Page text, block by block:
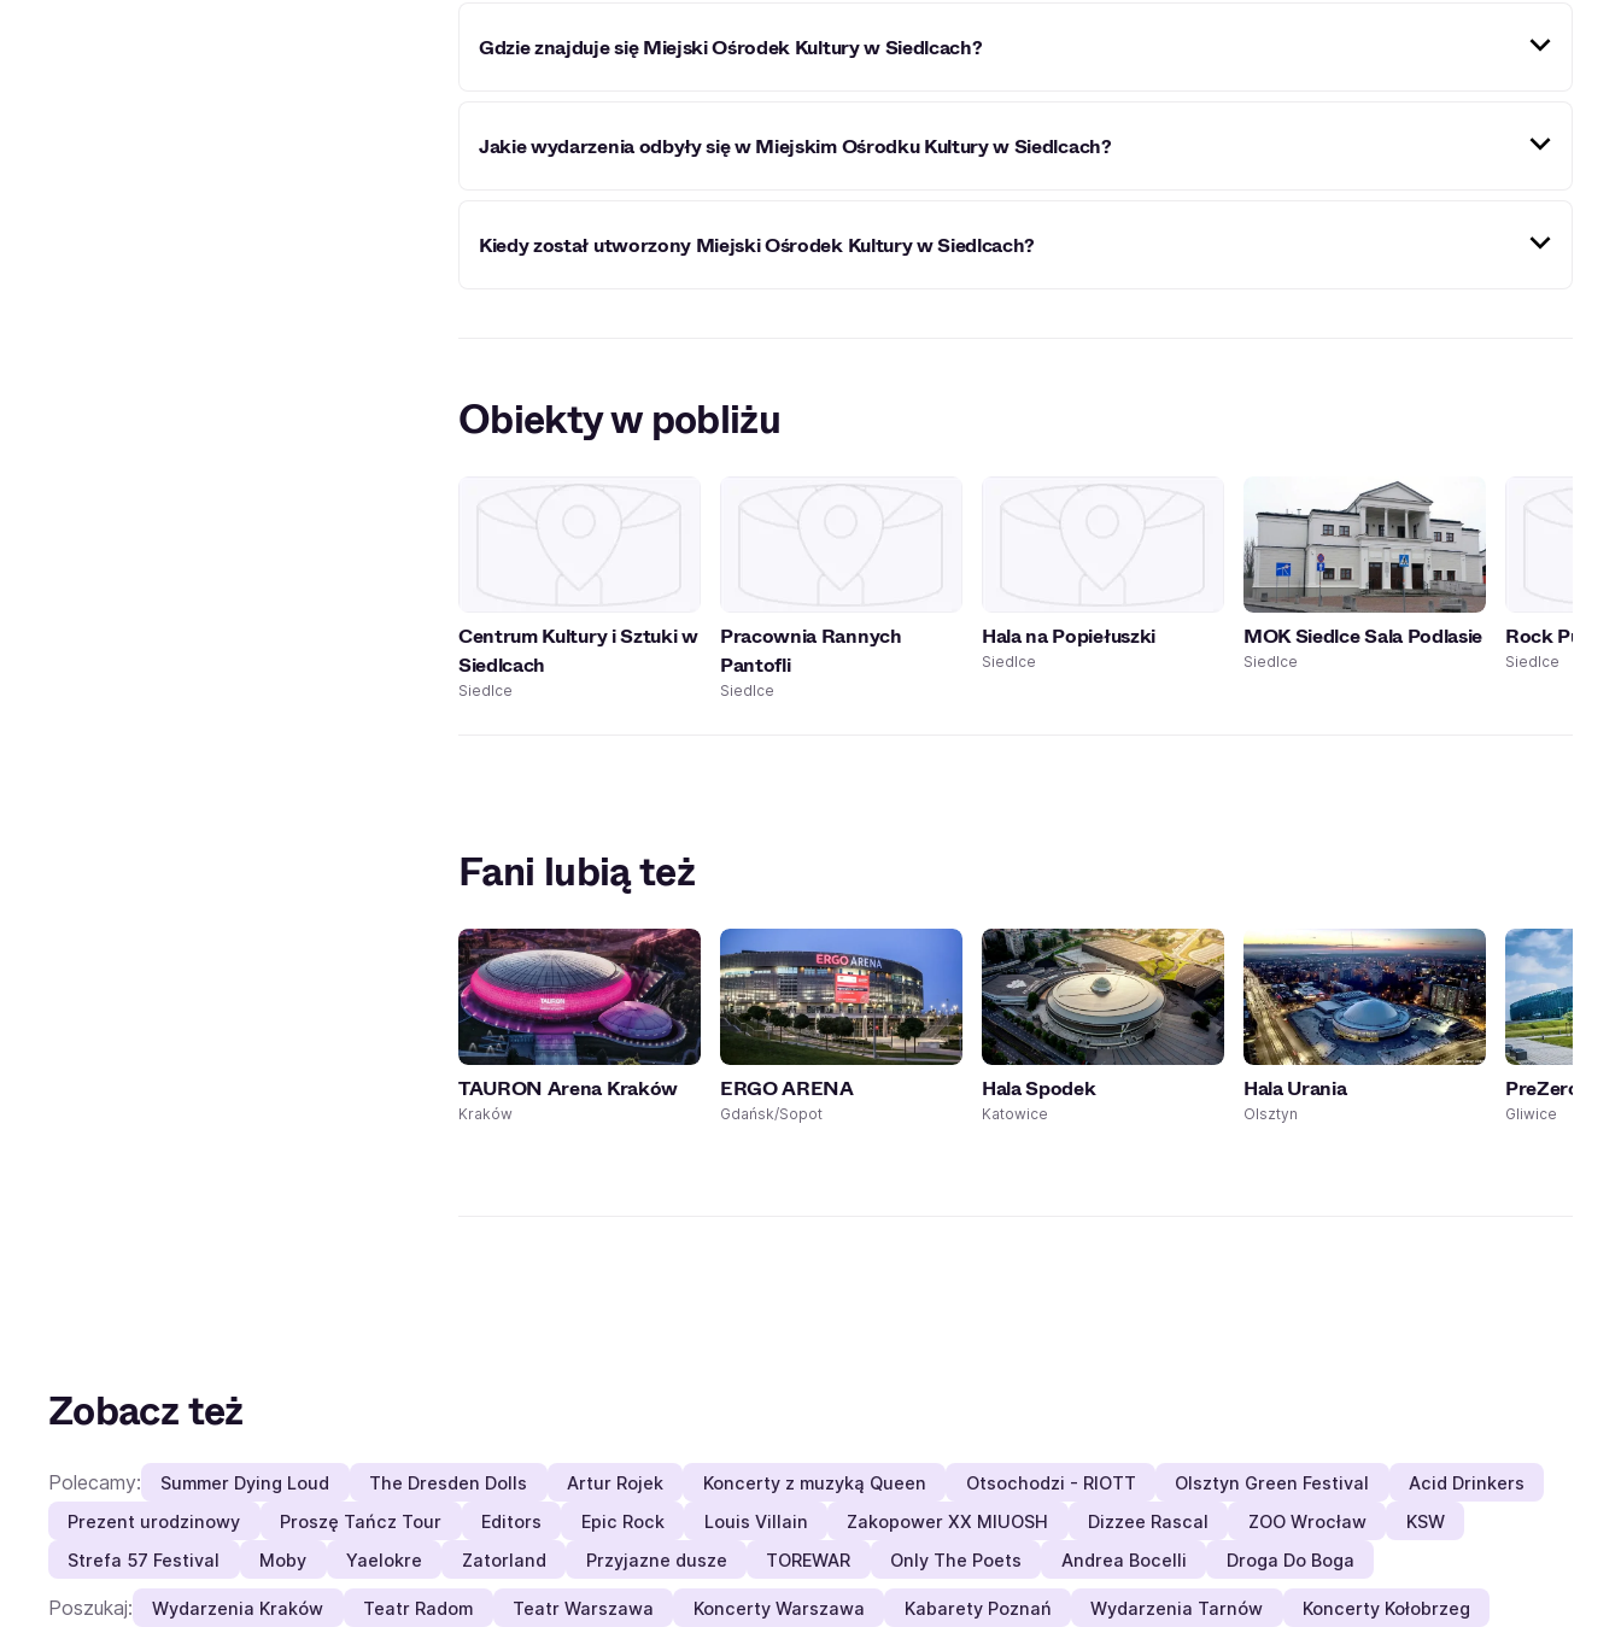
Gdzie znajduje się Miejski Ośrodek Kultury w Siedlcach?
Jakie wydarzenia odbyły się w Miejskim Ośrodku Kultury w Siedlcach?
Mikromusic.
Kiedy został utworzony Miejski Ośrodek Kultury w Siedlcach?
Obiekty w pobliżu
Centrum Kultury i Sztuki w
Siedlcach
Siedlce
Pracownia Rannych
Pantofli
Siedlce
Hala na Popiełuszki
Siedlce
MOK Siedlce Sala Podlasie
Siedlce
Rock Pub
Siedlce
Fani lubią też
TAURON Arena Kraków
Kraków
ERGO ARENA
Gdańsk/Sopot
Hala Spodek
Katowice
Hala Urania
Olsztyn
PreZero
Gliwice
Zobacz też
Polecamy: Summer Dying Loud The Dresden Dolls Artur Rojek Koncerty z muzyką Queen Otsochodzi - RIOTT Olsztyn Green Festival
Acid Drinkers
Prezent urodzinowy
Proszę Tańcz Tour Editors Epic Rock Louis Villain Zakopower XX MIUOSH Dizzee Rascal ZOO Wrocław
KSW
Strefa 57 Festival
Moby Yaelokre Zatorland Przyjazne dusze TOREWAR Only The Poets Andrea Bocelli Droga Do Boga
Poszukaj: Wydarzenia Kraków Teatr Radom Teatr Warszawa Koncerty Warszawa Kabarety Poznań Wydarzenia Tarnów Koncerty Kołobrzeg